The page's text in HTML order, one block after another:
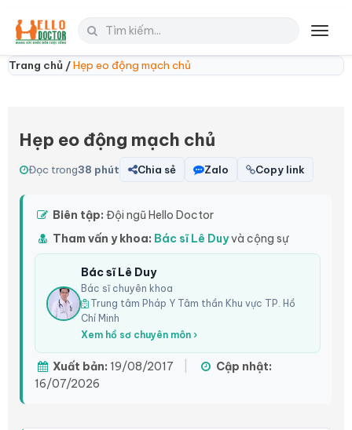
Trang chủ /Hẹp eo động mạch chủ
Hẹp eo động mạch chủ
Đọc trong38 phút Chia sẻ Zalo Copy link
Biên tập: Đội ngũ Hello Doctor
Tham vấn y khoa: Bác sĩ Lê Duyvà cộng sự
Bác sĩ Lê Duy
Bác sĩ chuyên khoa
Trung tâm Pháp Y Tâm thần Khu vực TP. Hồ
Chí Minh
Xem hồ sơ chuyên môn ›
Xuất bản: 19/08/2017
Cập nhật:
16/07/2026